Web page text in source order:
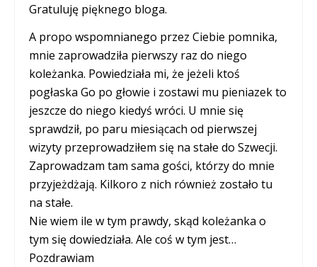
Gratuluję pięknego bloga.
A propo wspomnianego przez Ciebie pomnika,
mnie zaprowadziła pierwszy raz do niego
koleżanka. Powiedziała mi, że jeżeli ktoś
pogłaska Go po głowie i zostawi mu pieniazek to
jeszcze do niego kiedyś wróci. U mnie się
sprawdził, po paru miesiącach od pierwszej
wizyty przeprowadziłem się na stałe do Szwecji.
Zaprowadzam tam sama gości, którzy do mnie
przyjeżdżają. Kilkoro z nich również zostało tu
na stałe.
Nie wiem ile w tym prawdy, skąd koleżanka o
tym się dowiedziała. Ale coś w tym jest…
Pozdrawiam